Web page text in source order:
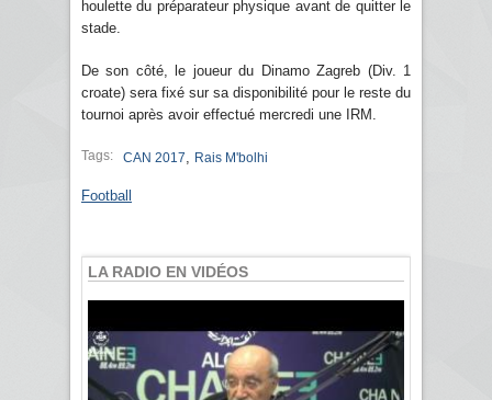
houlette du préparateur physique avant de quitter le
stade.
De son côté, le joueur du Dinamo Zagreb (Div. 1
croate) sera fixé sur sa disponibilité pour le reste du
tournoi après avoir effectué mercredi une IRM.
Tags: CAN 2017 Rais M'bolhi
Football
LA RADIO EN VIDÉOS